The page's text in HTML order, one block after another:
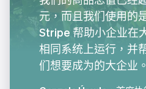
元，而且我们使用的
Stripe 帮助小企业在
相同系统上运行，并
们想要成为的大企业。